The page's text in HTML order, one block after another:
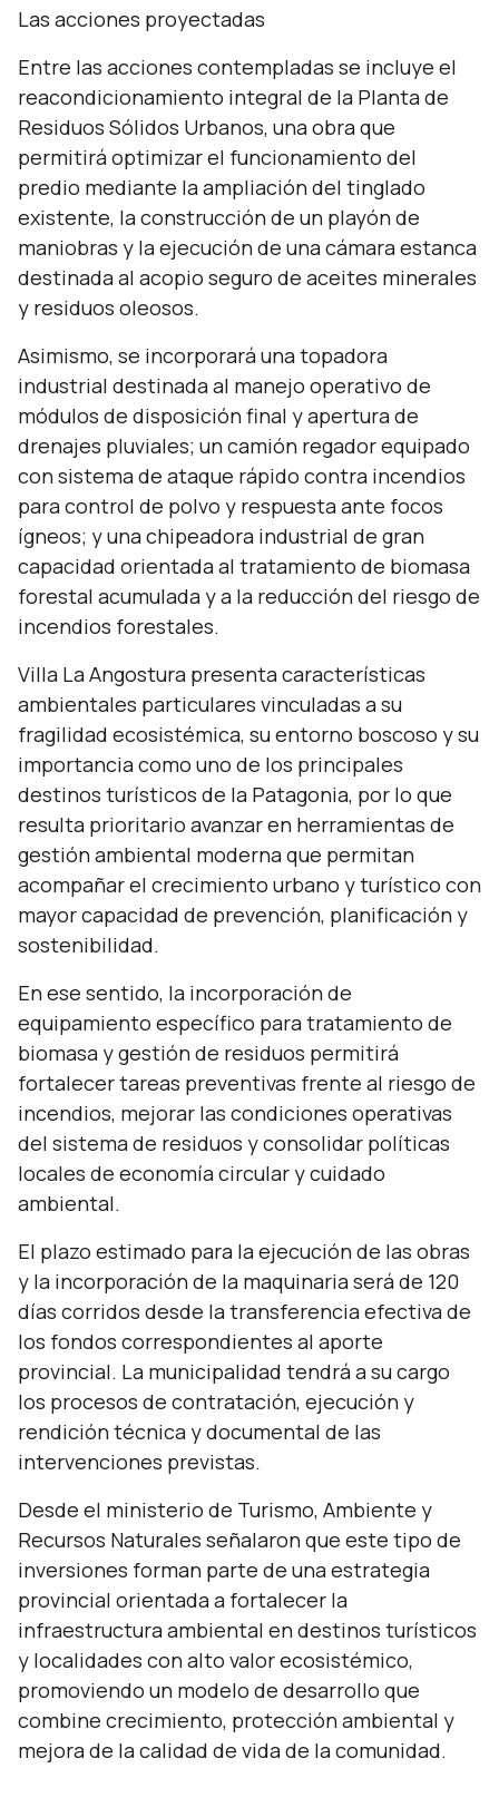
Las acciones proyectadas
Entre las acciones contempladas se incluye el
reacondicionamiento integral de la Planta de
Residuos Sólidos Urbanos, una obra que
permitirá optimizar el funcionamiento del
predio mediante la ampliación del tinglado
existente, la construcción de un playón de
maniobras y la ejecución de una cámara estanca
destinada al acopio seguro de aceites minerales
y residuos oleosos.
Asimismo, se incorporará una topadora
industrial destinada al manejo operativo de
módulos de disposición final y apertura de
drenajes pluviales; un camión regador equipado
con sistema de ataque rápido contra incendios
para control de polvo y respuesta ante focos
ígneos; y una chipeadora industrial de gran
capacidad orientada al tratamiento de biomasa
forestal acumulada y a la reducción del riesgo de
incendios forestales.
Villa La Angostura presenta características
ambientales particulares vinculadas a su
fragilidad ecosistémica, su entorno boscoso y su
importancia como uno de los principales
destinos turísticos de la Patagonia, por lo que
resulta prioritario avanzar en herramientas de
gestión ambiental moderna que permitan
acompañar el crecimiento urbano y turístico con
mayor capacidad de prevención, planificación y
sostenibilidad.
En ese sentido, la incorporación de
equipamiento específico para tratamiento de
biomasa y gestión de residuos permitirá
fortalecer tareas preventivas frente al riesgo de
incendios, mejorar las condiciones operativas
del sistema de residuos y consolidar políticas
locales de economía circular y cuidado
ambiental.
El plazo estimado para la ejecución de las obras
y la incorporación de la maquinaria será de 120
días corridos desde la transferencia efectiva de
los fondos correspondientes al aporte
provincial. La municipalidad tendrá a su cargo
los procesos de contratación, ejecución y
rendición técnica y documental de las
intervenciones previstas.
Desde el ministerio de Turismo, Ambiente y
Recursos Naturales señalaron que este tipo de
inversiones forman parte de una estrategia
provincial orientada a fortalecer la
infraestructura ambiental en destinos turísticos
y localidades con alto valor ecosistémico,
promoviendo un modelo de desarrollo que
combine crecimiento, protección ambiental y
mejora de la calidad de vida de la comunidad.